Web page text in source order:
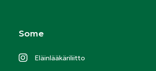
Some
Eläinlääkäriliitto